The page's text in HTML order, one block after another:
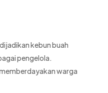
kebun buah
pengelola.
warga